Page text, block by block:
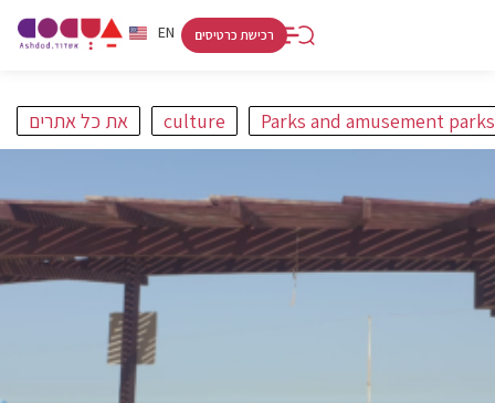
EN
HE
רכישת כרטיסים
מסלולים חופים אמנות ותרבות אתרים קניות ולינה
את כל אתרים culture Parks and amusement parks